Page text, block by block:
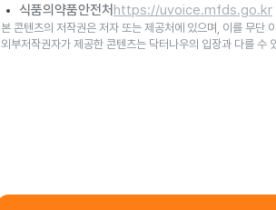
식품의약품안전처 https://uvoice.mfds.go.kr
본 콘텐츠의 저작권은 저자 또는 제공처에 있으며, 이를 무단
외부저작권자가 제공한 콘텐츠는 닥터나우의 입장과 다를 수